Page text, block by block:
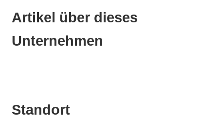
Artikel über dieses
Unternehmen
Standort